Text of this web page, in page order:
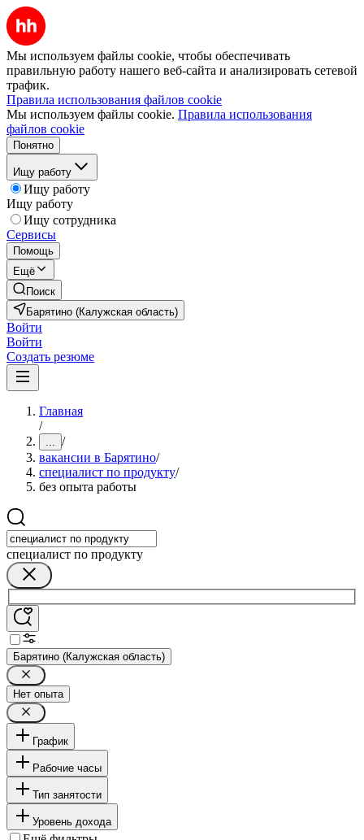
Мы используем файлы cookie, чтобы обеспечивать
правильную работу нашего веб-сайта и анализировать сетевой
трафик.
Правила использования файлов cookie
Мы используем файлы cookie. Правила использования
файлов cookie
Понятно
Ищу работу
Ищу работу
Ищу работу
Ищу сотрудника
Сервисы
Помощь
Ещё
Поиск
Барятино (Калужская область)
Войти
Войти
Создать резюме
Главная
/
... /
вакансии в Барятино/
специалист по продукту/
без опыта работы
специалист по продукту
Барятино (Калужская область)
Нет опыта
График
Рабочие часы
Тип занятости
Уровень дохода